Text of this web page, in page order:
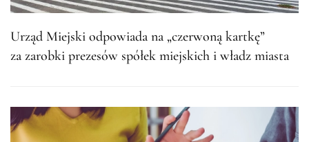
Urząd Miejski odpowiada na „czerwoną kartkę”
za zarobki prezesów spółek miejskich i władz miasta